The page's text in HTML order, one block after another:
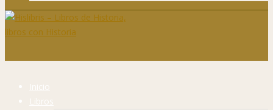
Inicio
Libros